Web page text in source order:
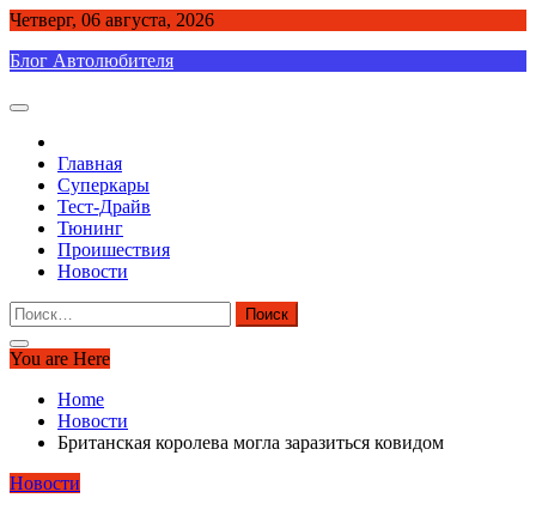
Skip
content
Четверг, 06 августа, 2026
Блог Автолюбителя
Главная
Суперкары
Тест-Драйв
Тюнинг
Проишествия
Новости
Найти:
You are Here
Home
Новости
Британская королева могла заразиться ковидом
Новости